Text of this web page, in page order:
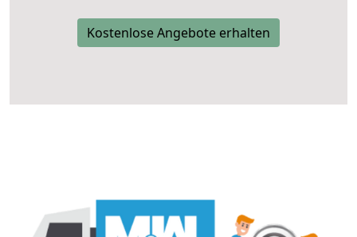
Kostenlose Angebote erhalten